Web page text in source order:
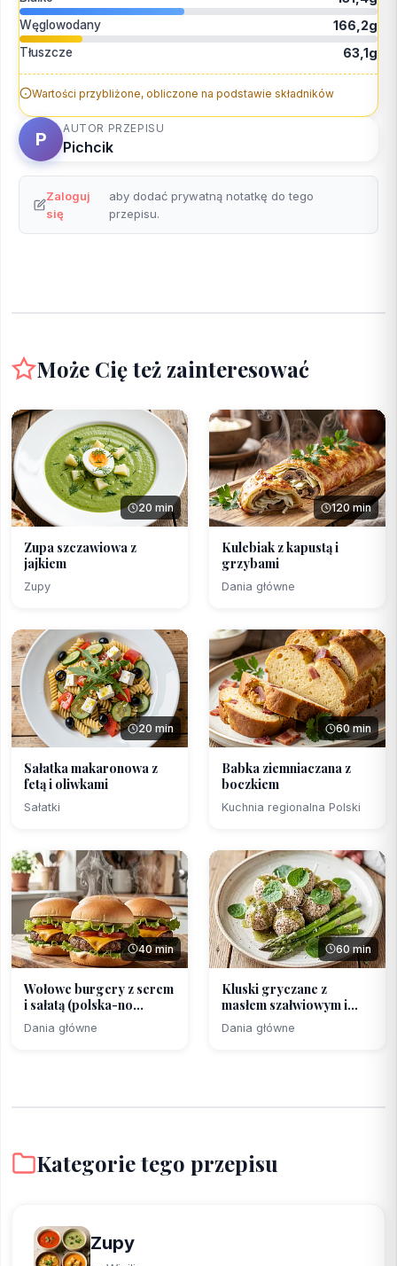
Węglowodany 166,2g
Tłuszcze 63,1g
Wartości przybliżone, obliczone na podstawie składników
P
AUTOR PRZEPISU
Pichcik
Zaloguj
się
aby dodać prywatną notatkę do tego
przepisu.
Może Cię też zainteresować
20 min
Zupa szczawiowa z
jajkiem
Zupy
120 min
Kulebiak z kapustą i
grzybami
Dania główne
20 min
Sałatka makaronowa z
fetą i oliwkami
Sałatki
60 min
Babka ziemniaczana z
boczkiem
Kuchnia regionalna Polski
40 min
Wołowe burgery z serem
i sałatą (polska-no...
Dania główne
60 min
Kluski gryczane z
masłem szałwiowym i
młod...
Dania główne
Kategorie tego przepisu
Zupy